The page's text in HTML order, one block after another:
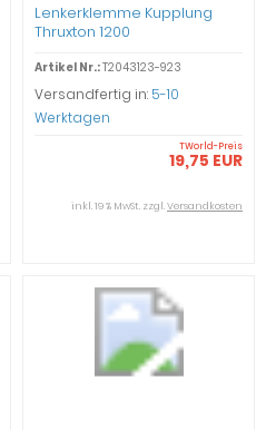
Lenkerklemme Kupplung
Thruxton 1200
Artikel Nr.:T2043123-923
Versandfertig in: 5-10
Werktagen
TWorld-Preis
19,75 EUR
inkl. 19 % MwSt. zzgl.Versandkosten